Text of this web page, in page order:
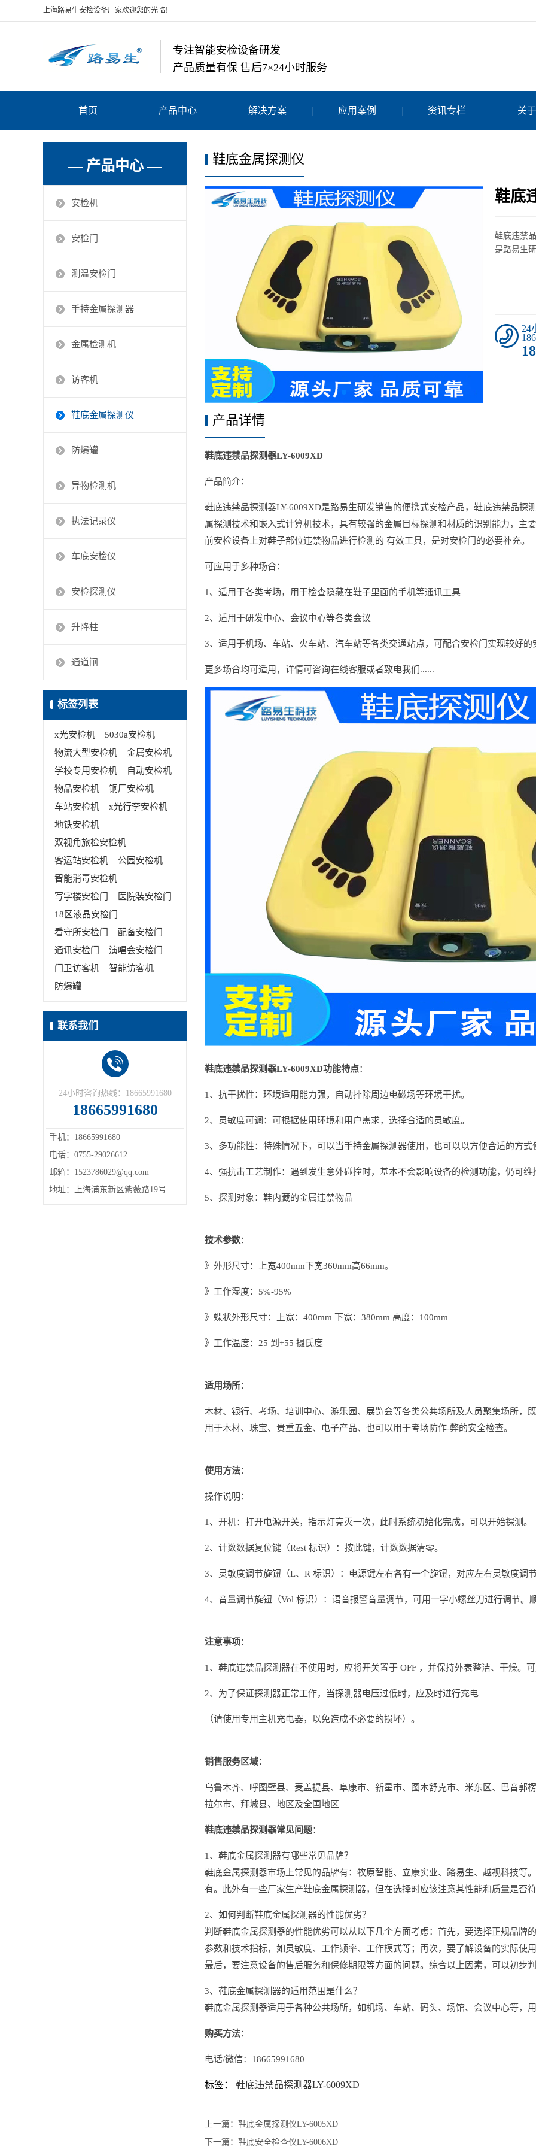
上海路易生安检设备厂家欢迎您的光临！
专注智能安检设备研发
产品质量有保 售后7×24小时服务
首页 产品中心 解决方案 应用案例 资讯专栏 关
— 产品中心 —
安检机
安检门
测温安检门
手持金属探测器
金属检测机
访客机
鞋底金属探测仪
防爆罐
异物检测机
执法记录仪
车底安检仪
安检探测仪
升降柱
通道闸
标签列表
x光安检机
5030a安检机
物流大型安检机
金属安检机
学校专用安检机
自动安检机
物品安检机
铜厂安检机
车站安检机
x光行李安检机
地铁安检机
双视角旅检安检机
客运站安检机
公园安检机
智能消毒安检机
写字楼安检门
医院装安检门
18区液晶安检门
看守所安检门
配备安检门
通讯安检门
演唱会安检门
门卫访客机
智能访客机
防爆罐
联系我们
24小时咨询热线：18665991680
18665991680
手机：18665991680
电话：0755-29026612
邮箱：1523786029@qq.com
地址：上海浦东新区紫薇路19号
鞋底金属探测仪
鞋底
鞋底违禁
是路易生
24
产品详情
鞋底违禁品探测器LY-6009XD
产品简介：
鞋底违禁品探测器LY-6009XD是路易生研发销售的便携式安检产品，鞋底违禁品探
属探测技术和嵌入式计算机技术，具有较强的金属目标探测和材质的识别能力，
前安检设备上对鞋子部位违禁物品进行检测的 有效工具，是对安检门的必要补充。
可应用于多种场合：
1、适用于各类考场，用于检查隐藏在鞋子里面的手机等通讯工具
2、适用于研发中心、会议中心等各类会议
3、适用于机场、车站、火车站、汽车站等各类交通站点，可配合安检门实现较好的
更多场合均可适用，详情可咨询在线客服或者致电我们......
鞋底违禁品探测器LY-6009XD功能特点：
1、抗干扰性：环境适用能力强，自动排除周边电磁场等环境干扰。
2、灵敏度可调：可根据使用环境和用户需求，选择合适的灵敏度。
3、多功能性：特殊情况下，可以当手持金属探测器使用，也可以以方便合适的方式
4、强抗击工艺制作：遇到发生意外碰撞时，基本不会影响设备的检测功能，仍可
5、探测对象：鞋内藏的金属违禁物品
技术参数：
》外形尺寸：上宽400mm下宽360mm高66mm。
》工作湿度：5%-95%
》蝶状外形尺寸：上宽：400mm 下宽：380mm 高度：100mm
》工作温度：25 到+55 摄氏度
适用场所：
木材、银行、考场、培训中心、游乐园、展览会等各类公共场所及人员聚集场所，
用于木材、珠宝、贵重五金、电子产品、也可以用于考场防作-弊的安全检查。
使用方法：
操作说明：
1、开机：打开电源开关，指示灯亮灭一次，此时系统初始化完成，可以开始探测。
2、计数数据复位键（Rest 标识）：按此键，计数数据清零。
3、灵敏度调节旋钮（L、R 标识）：电源键左右各有一个旋钮，对应左右灵敏度调
4、音量调节旋钮（Vol 标识）：语音报警音量调节，可用一字小螺丝刀进行调节。
注意事项：
1、鞋底违禁品探测器在不使用时，应将开关置于 OFF ，并保持外表整洁、干燥。
2、为了保证探测器正常工作，当探测器电压过低时，应及时进行充电
（请使用专用主机充电器，以免造成不必要的损坏）。
销售服务区域：
乌鲁木齐、呼图壁县、麦盖提县、阜康市、新星市、图木舒克市、米东区、巴音郭
拉尔市、拜城县、地区及全国地区
鞋底违禁品探测器常见问题：
1、鞋底金属探测器有哪些常见品牌？
鞋底金属探测器市场上常见的品牌有：牧原智能、立康实业、路易生、越视科技等
有。此外有一些厂家生产鞋底金属探测器，但在选择时应该注意其性能和质量是否
2、如何判断鞋底金属探测器的性能优劣？
判断鞋底金属探测器的性能优劣可以从以下几个方面考虑：首先，要选择正规品牌
参数和技术指标，如灵敏度、工作频率、工作模式等；再次，要了解设备的实际使
最后，要注意设备的售后服务和保修期限等方面的问题。综合以上因素，可以初步
3、鞋底金属探测器的适用范围是什么？
鞋底金属探测器适用于各种公共场所，如机场、车站、码头、场馆、会议中心等，
购买方法：
电话/微信：18665991680
标签： 鞋底违禁品探测器LY-6009XD
上一篇： 鞋底金属探测仪LY-6005XD
下一篇： 鞋底安全检查仪LY-6006XD